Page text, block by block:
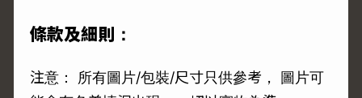
條款及細則：
注意： 所有圖片/包裝/尺寸只供參考， 圖片可